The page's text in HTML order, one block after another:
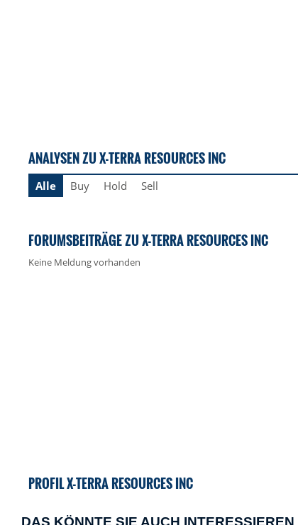
ANALYSEN ZU X-TERRA RESOURCES INC
Alle Buy Hold Sell
FORUMSBEITRÄGE ZU X-TERRA RESOURCES INC
Keine Meldung vorhanden
PROFIL X-TERRA RESOURCES INC